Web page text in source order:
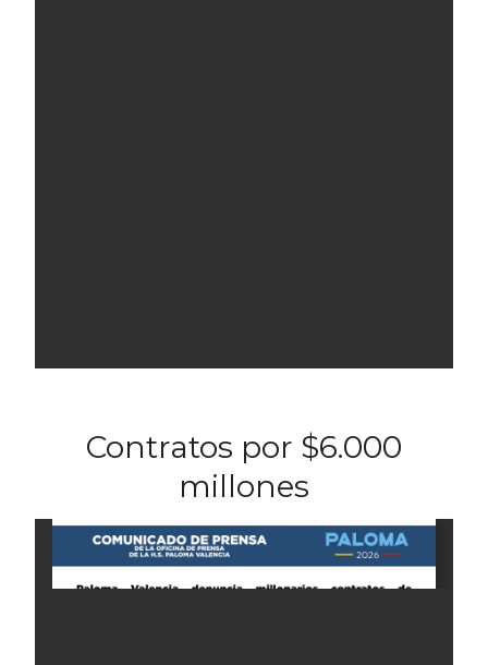
Contratos por $6.000
millones